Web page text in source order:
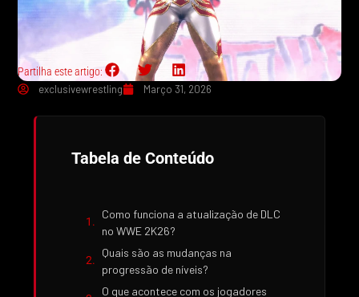
Partilha este artigo:
exclusivewrestling
Março 31, 2026
Tabela de Conteúdo
Como funciona a atualização de DLC
no WWE 2K26?
Quais são as mudanças na
progressão de níveis?
O que acontece com os jogadores